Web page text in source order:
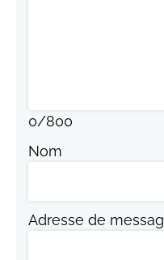
0/800
Nom
Adresse de